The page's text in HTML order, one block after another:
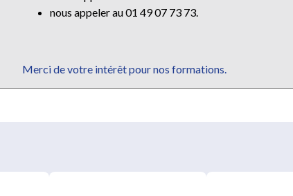
nous appeler au 01 49 07 73 73.
Merci de votre intérêt pour nos formations.